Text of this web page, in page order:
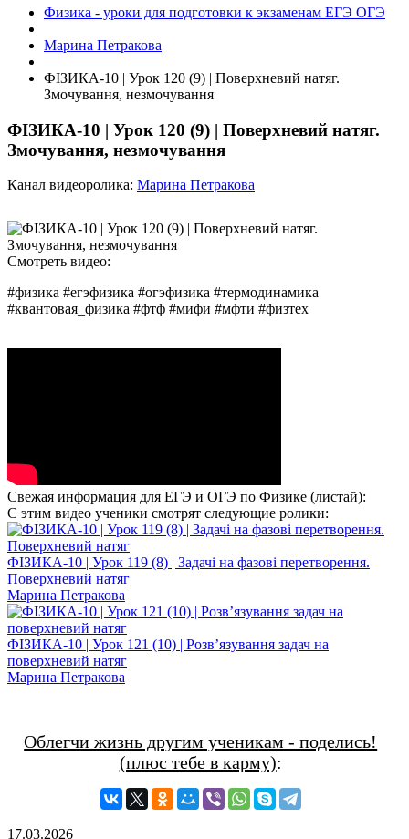
Физика - уроки для подготовки к экзаменам ЕГЭ ОГЭ
Марина Петракова
ФІЗИКА-10 | Урок 120 (9) | Поверхневий натяг.
Змочування, незмочування
ФІЗИКА-10 | Урок 120 (9) | Поверхневий натяг.
Змочування, незмочування
Канал видеоролика: Марина Петракова
Смотреть видео:
#физика #егэфизика #огэфизика #термодинамика
#квантовая_физика #фтф #мифи #мфти #физтех
Свежая информация для ЕГЭ и ОГЭ по Физике (листай):
С этим видео ученики смотрят следующие ролики:
ФІЗИКА-10 | Урок 119 (8) | Задачі на фазові перетворення.
Поверхневий натяг
Марина Петракова
ФІЗИКА-10 | Урок 121 (10) | Розв’язування задач на
поверхневий натяг
Марина Петракова
Облегчи жизнь другим ученикам - поделись!
(плюс тебе в карму):
17.03.2026